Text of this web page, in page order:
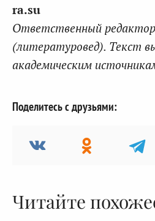
ra.su
Ответственный
(литературовед). Текст
академическим
Поделитесь с друзьями:
Читайте